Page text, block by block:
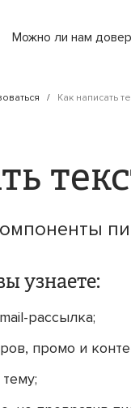
Можно ли нам
Как написать
узнаете:
рассылка;
промо и